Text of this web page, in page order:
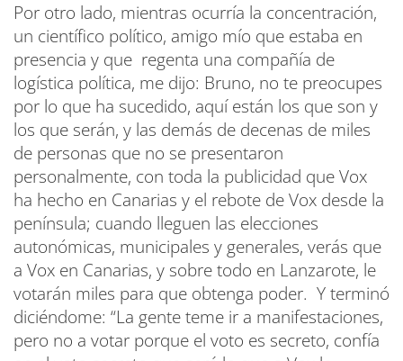
Por otro lado, mientras ocurría la concentración,
un científico político, amigo mío que estaba en
presencia y que regenta una compañía de
logística política, me dijo: Bruno, no te preocupes
por lo que ha sucedido, aquí están los que son y
los que serán, y las demás de decenas de miles
de personas que no se presentaron
personalmente, con toda la publicidad que Vox
ha hecho en Canarias y el rebote de Vox desde la
península; cuando lleguen las elecciones
autonómicas, municipales y generales, verás que
a Vox en Canarias, y sobre todo en Lanzarote, le
votarán miles para que obtenga poder. Y terminó
diciéndome: “La gente teme ir a manifestaciones,
pero no a votar porque el voto es secreto, confía